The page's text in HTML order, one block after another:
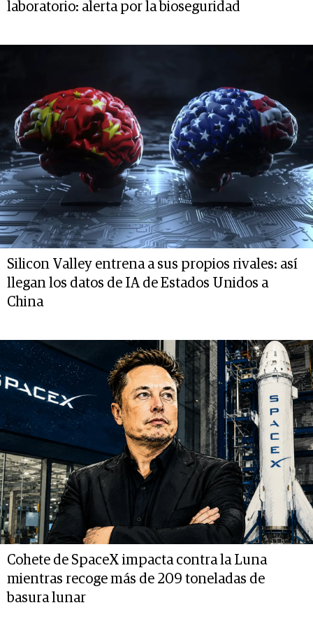
laboratorio: alerta por la bioseguridad
Silicon Valley entrena a sus propios rivales: así
llegan los datos de IA de Estados Unidos a
China
Cohete de SpaceX impacta contra la Luna
mientras recoge más de 209 toneladas de
basura lunar